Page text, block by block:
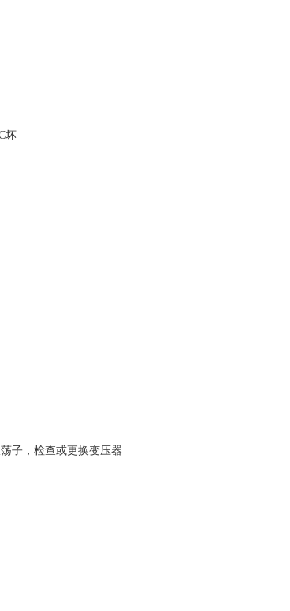
坏
子，检查或更换变压器